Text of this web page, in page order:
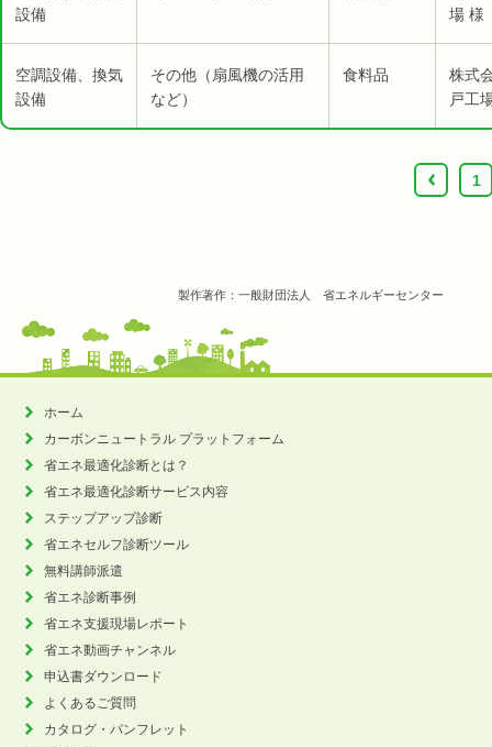
設備
場 様
空調設備、換気
設備
その他（扇風機の活用
など）
食料品
株式
戸工
‹ 1
製作著作：一般財団法人 省エネルギーセンター
ホーム
カーボンニュートラル プラットフォーム
省エネ最適化診断とは？
省エネ最適化診断サービス内容
ステップアップ診断
省エネセルフ診断ツール
無料講師派遣
省エネ診断事例
省エネ支援現場レポート
省エネ動画チャンネル
申込書ダウンロード
よくあるご質問
カタログ・パンフレット